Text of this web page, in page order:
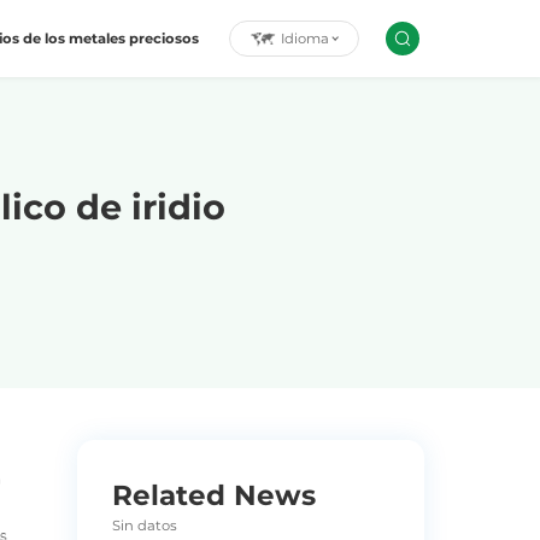
de los metales preciosos Idioma
de iridio
Related News
Sin datos